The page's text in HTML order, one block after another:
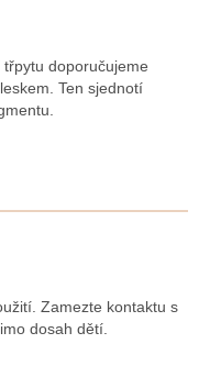
doporučujeme
Ten sjednotí
Zamezte kontaktu s
dosah dětí.